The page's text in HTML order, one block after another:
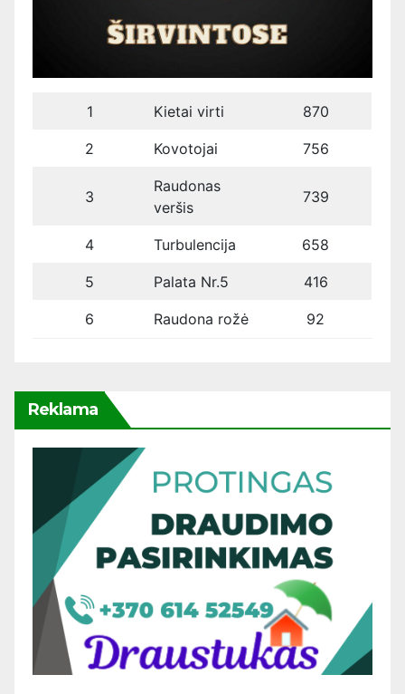
1 Kietai virti 870
2 Kovotojai 756
3
Raudonas
veršis
739
4 Turbulencija 658
5 Palata Nr.5 416
6 Raudona rožė 92
Reklama